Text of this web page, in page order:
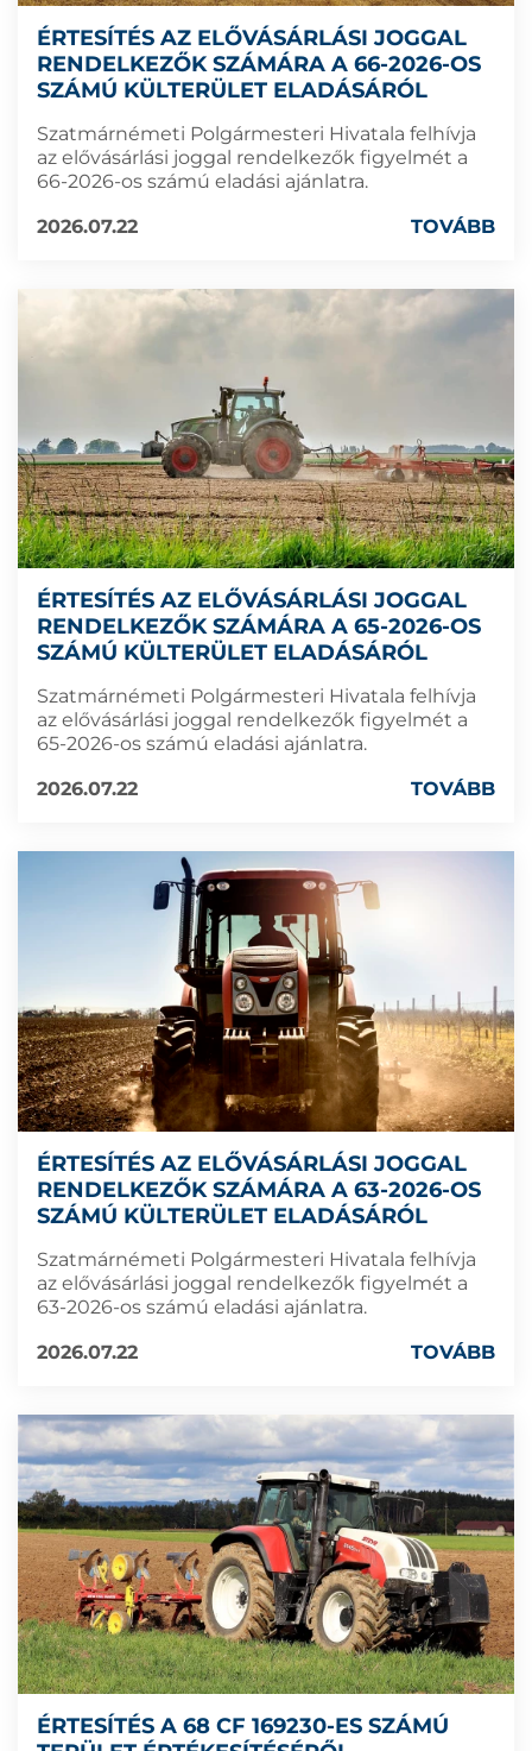
ÉRTESÍTÉS AZ ELŐVÁSÁRLÁSI JOGGAL
RENDELKEZŐK SZÁMÁRA A 66-2026-OS
SZÁMÚ KÜLTERÜLET ELADÁSÁRÓL
Szatmárnémeti Polgármesteri Hivatala felhívja
az elővásárlási joggal rendelkezők figyelmét a
66-2026-os számú eladási ajánlatra.
2026.07.22
TOVÁBB
ÉRTESÍTÉS AZ ELŐVÁSÁRLÁSI JOGGAL
RENDELKEZŐK SZÁMÁRA A 65-2026-OS
SZÁMÚ KÜLTERÜLET ELADÁSÁRÓL
Szatmárnémeti Polgármesteri Hivatala felhívja
az elővásárlási joggal rendelkezők figyelmét a
65-2026-os számú eladási ajánlatra.
2026.07.22
TOVÁBB
ÉRTESÍTÉS AZ ELŐVÁSÁRLÁSI JOGGAL
RENDELKEZŐK SZÁMÁRA A 63-2026-OS
SZÁMÚ KÜLTERÜLET ELADÁSÁRÓL
Szatmárnémeti Polgármesteri Hivatala felhívja
az elővásárlási joggal rendelkezők figyelmét a
63-2026-os számú eladási ajánlatra.
2026.07.22
TOVÁBB
ÉRTESÍTÉS A 68 CF 169230-ES SZÁMÚ